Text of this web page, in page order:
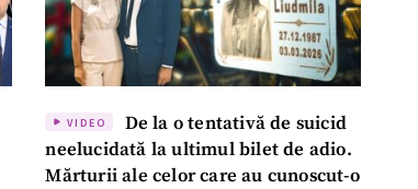
VIDEO
De la o tentativă de suicid
neelucidată la ultimul bilet de adio.
Mărturii ale celor care au cunoscut-o